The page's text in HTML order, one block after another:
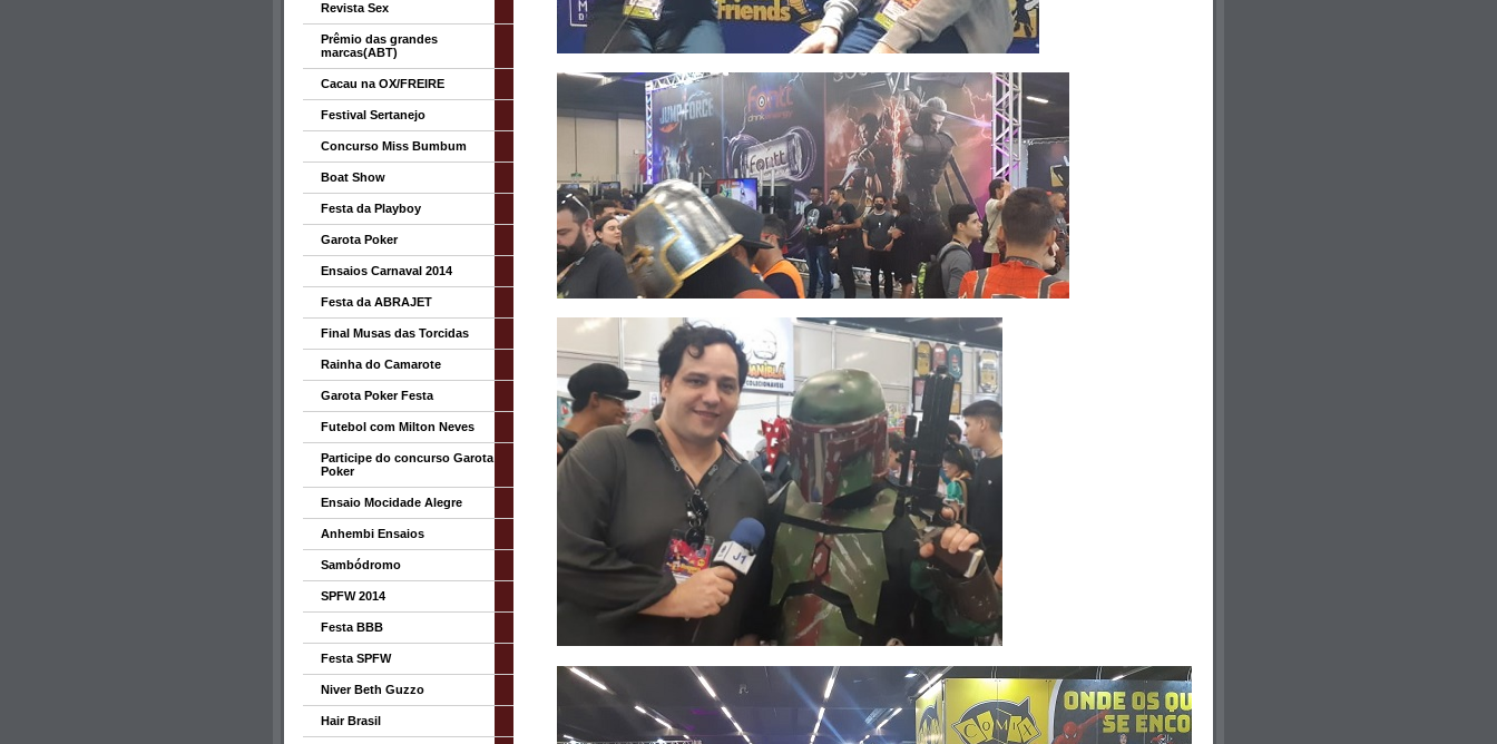
Revista Sex
Prêmio das grandes
marcas(ABT)
Cacau na OX/FREIRE
Festival Sertanejo
Concurso Miss Bumbum
Boat Show
Festa da Playboy
Garota Poker
Ensaios Carnaval 2014
Festa da ABRAJET
Final Musas das Torcidas
Rainha do Camarote
Garota Poker Festa
Futebol com Milton Neves
Participe do concurso Garota
Poker
Ensaio Mocidade Alegre
Anhembi Ensaios
Sambódromo
SPFW 2014
Festa BBB
Festa SPFW
Niver Beth Guzzo
Hair Brasil